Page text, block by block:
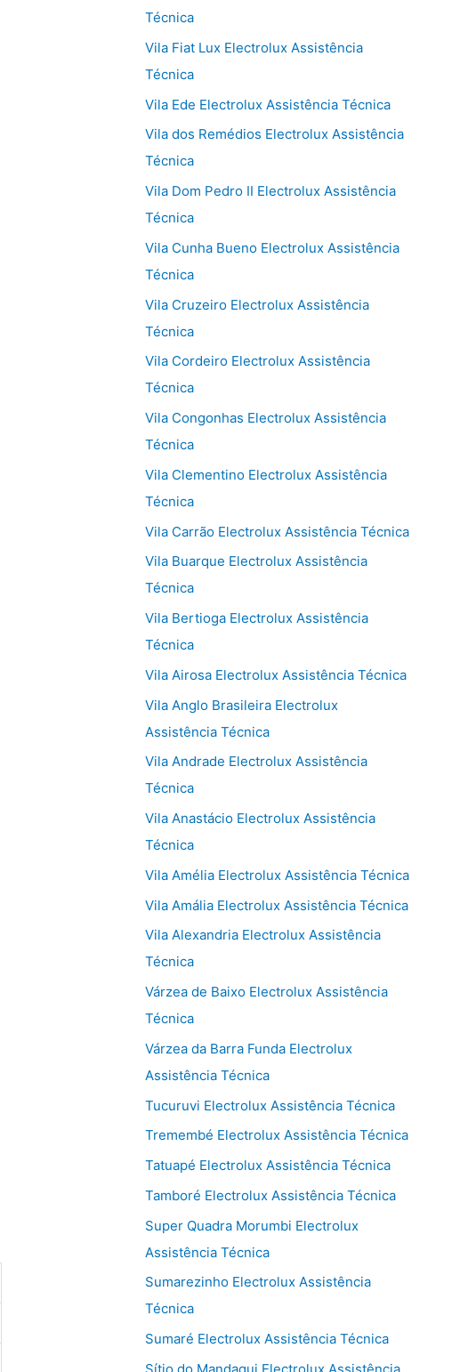
Técnica
Vila Fiat Lux Electrolux Assistência
Técnica
Vila Ede Electrolux Assistência Técnica
Vila dos Remédios Electrolux Assistência
Técnica
Vila Dom Pedro II Electrolux Assistência
Técnica
Vila Cunha Bueno Electrolux Assistência
Técnica
Vila Cruzeiro Electrolux Assistência
Técnica
Vila Cordeiro Electrolux Assistência
Técnica
Vila Congonhas Electrolux Assistência
Técnica
Vila Clementino Electrolux Assistência
Técnica
Vila Carrão Electrolux Assistência Técnica
Vila Buarque Electrolux Assistência
Técnica
Vila Bertioga Electrolux Assistência
Técnica
Vila Airosa Electrolux Assistência Técnica
Vila Anglo Brasileira Electrolux
Assistência Técnica
Vila Andrade Electrolux Assistência
Técnica
Vila Anastácio Electrolux Assistência
Técnica
Vila Amélia Electrolux Assistência Técnica
Vila Amália Electrolux Assistência Técnica
Vila Alexandria Electrolux Assistência
Técnica
Várzea de Baixo Electrolux Assistência
Técnica
Várzea da Barra Funda Electrolux
Assistência Técnica
Tucuruvi Electrolux Assistência Técnica
Tremembé Electrolux Assistência Técnica
Tatuapé Electrolux Assistência Técnica
Tamboré Electrolux Assistência Técnica
Super Quadra Morumbi Electrolux
Assistência Técnica
Sumarezinho Electrolux Assistência
Técnica
Sumaré Electrolux Assistência Técnica